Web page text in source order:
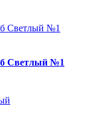
Светлый №1